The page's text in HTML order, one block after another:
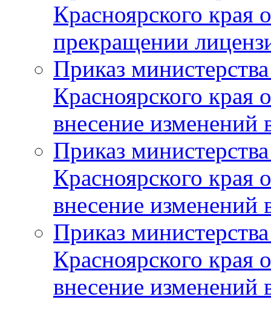
Красноярского
прекращении
Приказ
Красноярского
внесение изменений
Приказ
Красноярского
внесение изменений
Приказ
Красноярского
внесение изменений